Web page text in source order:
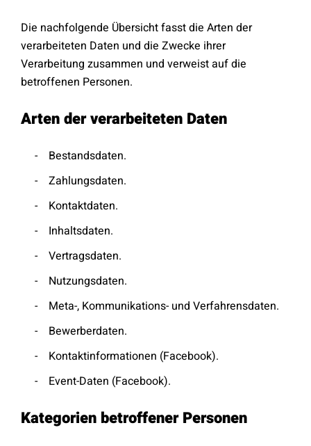
Die nachfolgende Übersicht fasst die Arten der
verarbeiteten Daten und die Zwecke ihrer
Verarbeitung zusammen und verweist auf die
betroffenen Personen.
Arten der verarbeiteten Daten
Bestandsdaten.
Zahlungsdaten.
Kontaktdaten.
Inhaltsdaten.
Vertragsdaten.
Nutzungsdaten.
Meta-, Kommunikations- und Verfahrensdaten.
Bewerberdaten.
Kontaktinformationen (Facebook).
Event-Daten (Facebook).
Kategorien betroffener Personen